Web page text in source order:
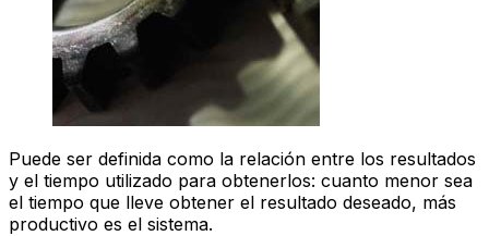
Puede ser definida como la relación entre los resultados
y el tiempo utilizado para obtenerlos: cuanto menor sea
el tiempo que lleve obtener el resultado deseado, más
productivo es el sistema.